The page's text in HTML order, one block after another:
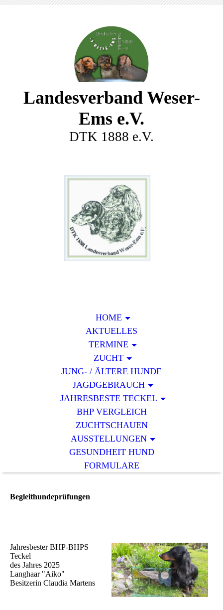
Landesverband Weser-
Ems e.V.
DTK 1888 e.V.
HOME
AKTUELLES
TERMINE
ZUCHT
JUNG- / ÄLTERE HUNDE
JAGDGEBRAUCH
JAHRESBESTE TECKEL
BHP VERGLEICH
ZUCHTSCHAUEN
AUSSTELLUNGEN
GESUNDHEIT HUND
FORMULARE
Begleithundeprüfungen
Jahresbester BHP-BHPS
Teckel
des Jahres 2025
Langhaar "Aiko"
Besitzerin Claudia Martens